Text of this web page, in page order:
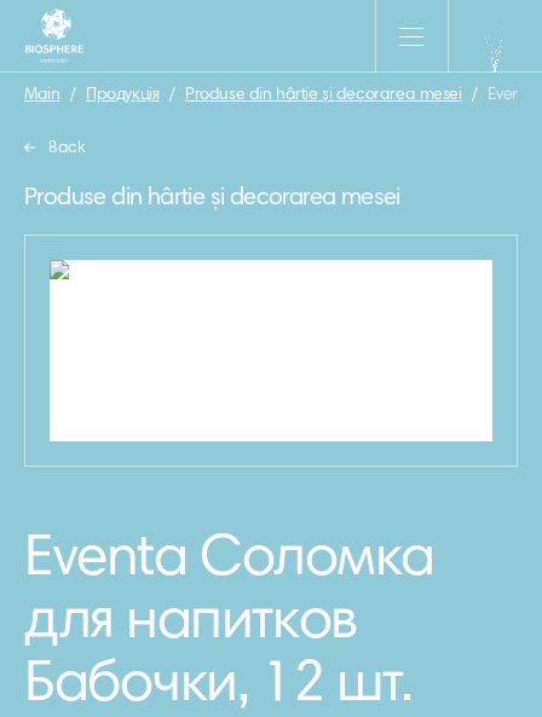
Main / Продукція / Produse din hârtie și decorarea mesei / Eventa
Back
Produse din hârtie și decorarea mesei
Eventa Соломка
для напитков
Бабочки, 12 шт.